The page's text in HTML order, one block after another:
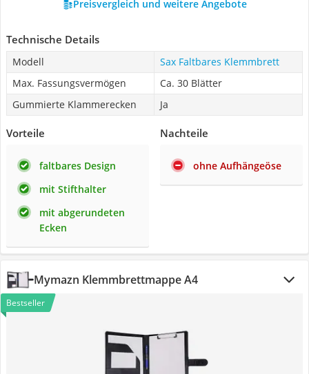
Preisvergleich und weitere Angebote
Technische Details
Modell
Sax Faltbares Klemmbrett
Max. Fassungsvermögen
Ca. 30 Blätter
Gummierte Klammerecken
Ja
Vorteile
faltbares Design
mit Stifthalter
mit abgerundeten
Ecken
Nachteile
ohne Aufhängeöse
Mymazn Klemmbrettmappe A4
Bestseller